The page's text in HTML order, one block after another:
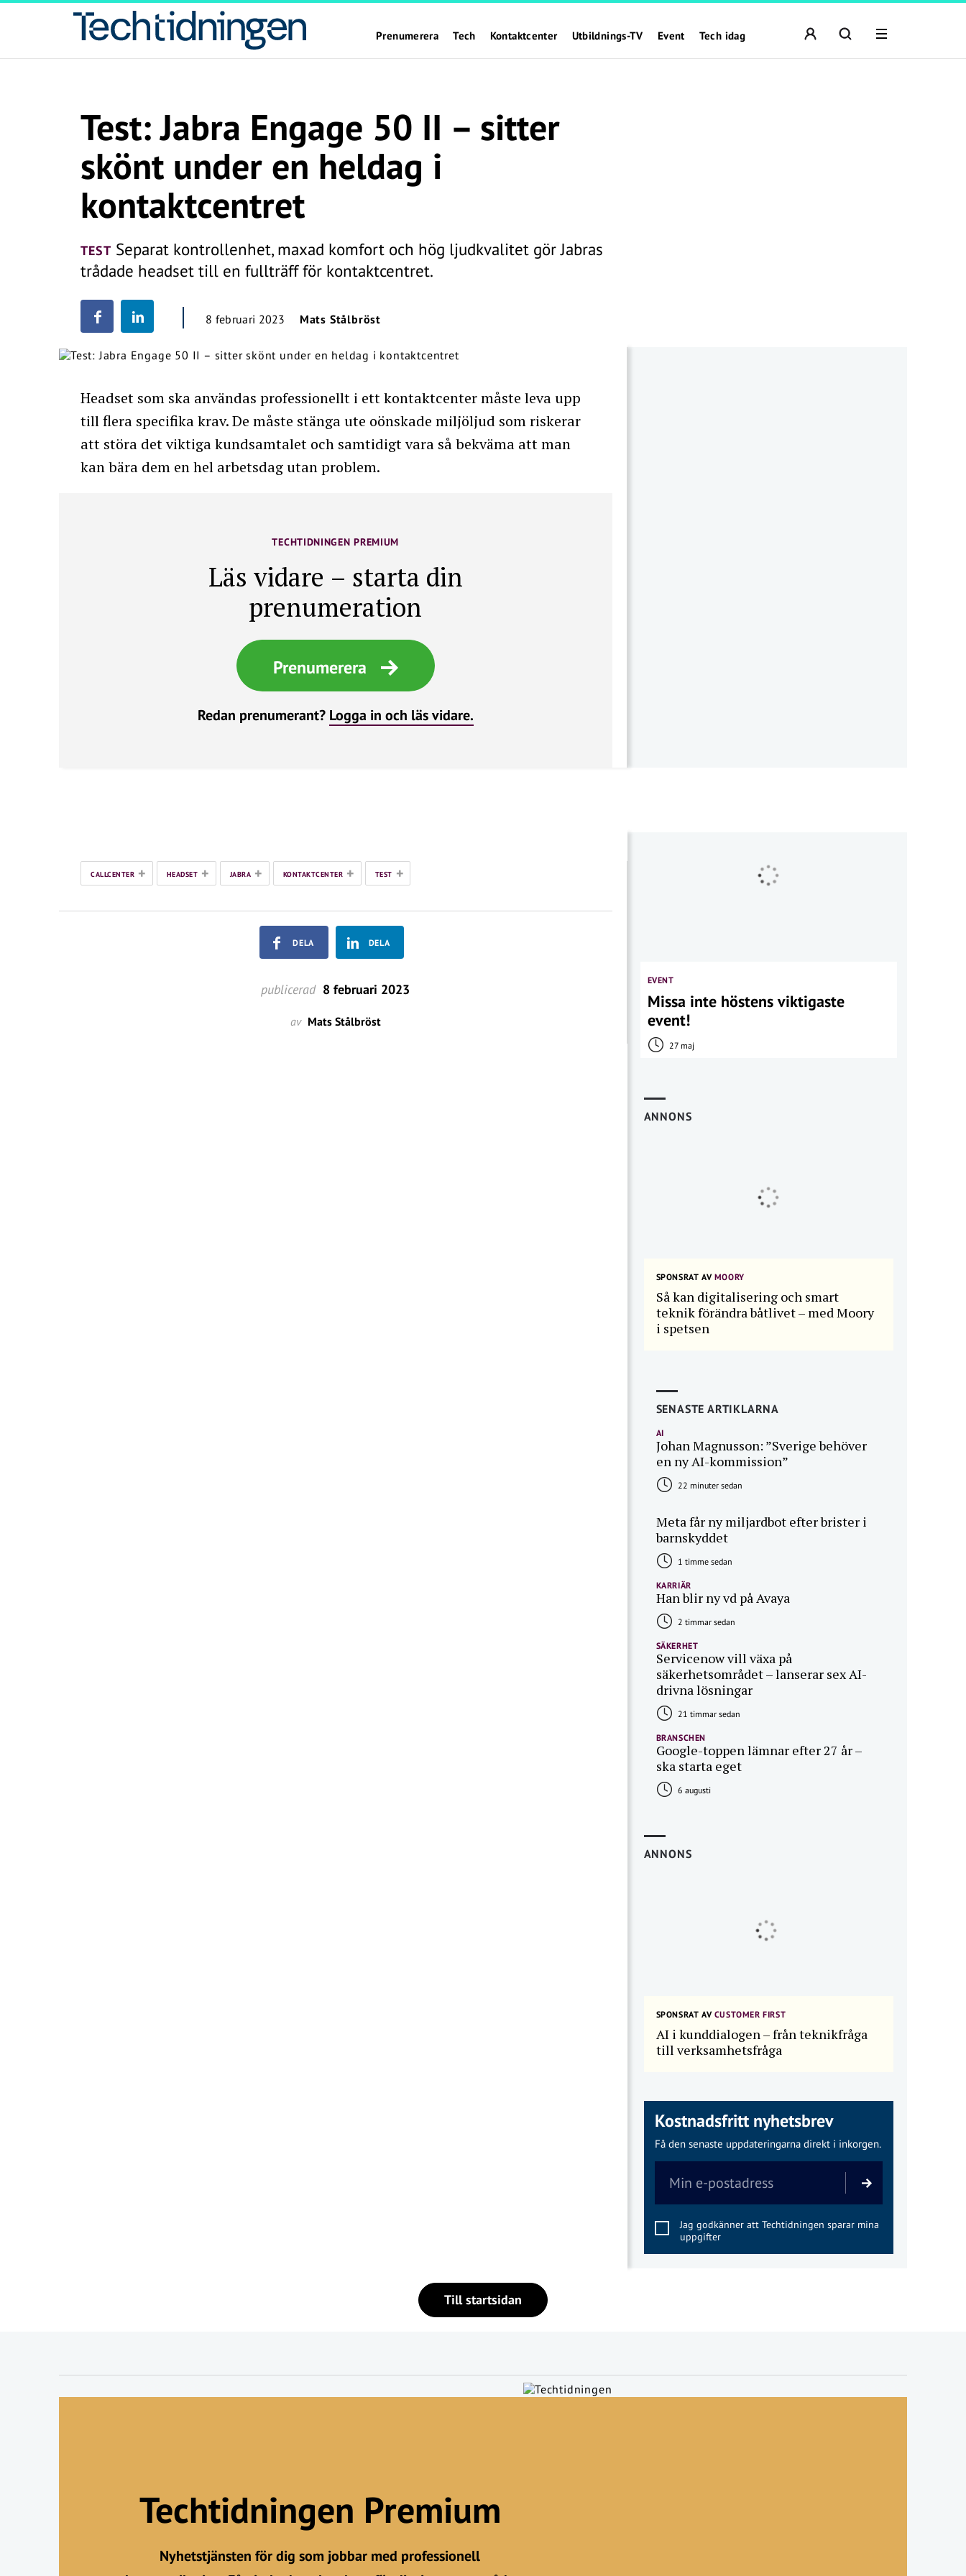
Prenumerera Tech Kontaktcenter Utbildnings-TV Event Tech idag
Test: Jabra Engage 50 II – sitter
skönt under en heldag i
kontaktcentret
TEST Separat kontrollenhet, maxad komfort och hög ljudkvalitet gör Jabras
trådade headset till en fullträff för kontaktcentret.
8 februari 2023 Mats Stålbröst
Headset som ska användas professionellt i ett kontaktcenter måste leva upp
till flera specifika krav. De måste stänga ute oönskade miljöljud som riskerar
att störa det viktiga kundsamtalet och samtidigt vara så bekväma att man
kan bära dem en hel arbetsdag utan problem.
TECHTIDNINGEN PREMIUM
Läs vidare – starta din
prenumeration
Prenumerera
Redan prenumerant? Logga in och läs vidare.
CALLCENTER + HEADSET + JABRA + KONTAKTCENTER + TEST +
DELA DELA
publicerad 8 februari 2023
av Mats Stålbröst
EVENT
Missa inte höstens viktigaste
event!
27 maj
ANNONS
SPONSRAT AVMOORY
Så kan digitalisering och smart
teknik förändra båtlivet – med Moory
i spetsen
SENASTE ARTIKLARNA
AI
Johan Magnusson: ”Sverige behöver
en ny AI-kommission”
22 minuter sedan
Meta får ny miljardbot efter brister i
barnskyddet
1 timme sedan
KARRIÄR
Han blir ny vd på Avaya
2 timmar sedan
SÄKERHET
Servicenow vill växa på
säkerhetsområdet – lanserar sex AI-
drivna lösningar
21 timmar sedan
BRANSCHEN
Google-toppen lämnar efter 27 år –
ska starta eget
6 augusti
ANNONS
SPONSRAT AVCUSTOMER FIRST
AI i kunddialogen – från teknikfråga
till verksamhetsfråga
Kostnadsfritt nyhetsbrev
Få den senaste uppdateringarna direkt i inkorgen.
Jag godkänner att Techtidningen sparar mina
uppgifter
Till startsidan
Techtidningen Premium
Nyhetstjänsten för dig som jobbar med professionell